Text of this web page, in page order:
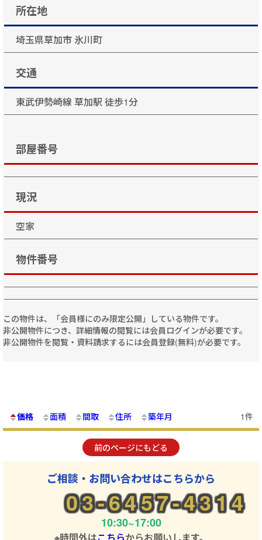
所在地
埼玉県草加市 氷川町
交通
東武伊勢崎線 草加駅 徒歩1分
部屋番号
現況
空家
物件番号
この物件は、「会員様にのみ限定公開」している物件です。
非公開物件につき、詳細情報の閲覧には会員ログインが必要です。
非公開物件を閲覧・資料請求するには会員登録(無料)が必要です。
価格 面積 間取 住所 築年月 1件
前のページにもどる
ご相談・お問い合わせはこちらから
03-6457-4314
10:30~17:00
※時間外はこちらからお願いします。